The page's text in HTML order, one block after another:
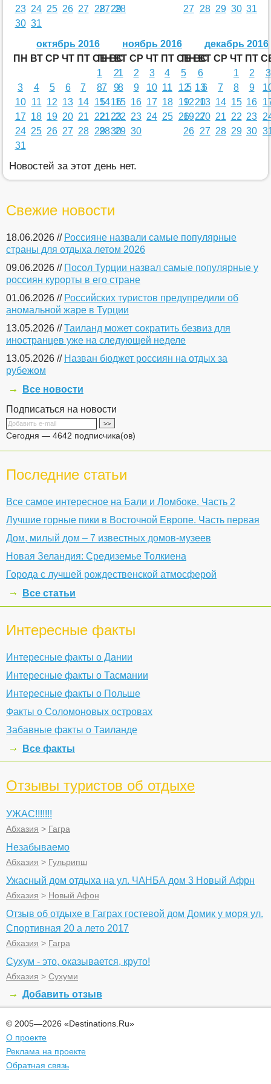
23 24 25 26 27 28
29
30 31
27 28
27
28 29 30 31
октябрь 2016
ПН ВТ СР ЧТ ПТ СБ ВС
1
2
3
4 5 6 7 8
9
10
11 12 13 14 15
16
17 18 19 20 21 22
23
24 25 26 27 28 29 30
31
ноябрь 2016
ПН ВТ СР ЧТ ПТ СБ ВС
1
2 3 4 5
6
7
8 9 10 11 12
13
14 15 16 17 18 19
20
21 22 23 24 25 26
27
28 29 30
декабрь 2016
ПН ВТ СР ЧТ ПТ
1
2
3
5
6 7 8 9
12 13 14 15 16
19 20 21 22 23
26 27 28 29 30
Новостей за этот день нет.
Свежие новости
18.06.2026 // Россияне назвали самые популярные
страны для отдыха летом 2026
09.06.2026 // Посол Турции назвал самые популярные у
россиян курорты в его стране
01.06.2026 // Российских туристов предупредили об
аномальной жаре в Турции
13.05.2026 //Таиланд может сократить безвиз для
иностранцев уже на следующей неделе
13.05.2026 // Назван бюджет россиян на отдых за
рубежом
Все новости
Подписаться на новости
Сегодня — 4642 подписчика(ов)
Последние статьи
Все самое интересное на Бали и Ломбоке. Часть 2
Лучшие горные пики в Восточной Европе. Часть первая
Дом, милый дом – 7 известных домов-музеев
Новая Зеландия: Средиземье Толкиена
Города с лучшей рождественской атмосферой
Все статьи
Интересные факты
Интересные факты о Дании
Интересные факты о Тасмании
Интересные факты о Польше
Факты о Соломоновых островах
Забавные факты о Таиланде
Все факты
Отзывы туристов об отдыхе
УЖАС!!!!!!!
Абхазия > Гагра
Незабываемо
Абхазия > Гульрипш
Ужасный дом отдыха на ул. ЧАНБА дом 3 Новый Афрн
Абхазия > Новый Афон
Отзыв об отдыхе в Гаграх гостевой дом Домик у моря ул.
Спортивная 20 а лето 2017
Абхазия > Гагра
Сухум - это, оказывается, круто!
Абхазия > Сухуми
Добавить отзыв
© 2005—2026 «Destinations.Ru»
О проекте
Реклама на проекте
Обратная связь